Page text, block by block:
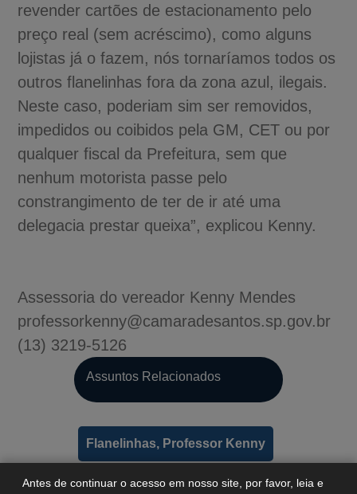
Antes de continuar o acesso em nosso site, por favor, leia e
revender cartões de estacionamento pelo
preço real (sem acréscimo), como alguns
lojistas já o fazem, nós tornaríamos todos os
outros flanelinhas fora da zona azul, ilegais.
Neste caso, poderiam sim ser removidos,
impedidos ou coibidos pela GM, CET ou por
qualquer fiscal da Prefeitura, sem que
nenhum motorista passe pelo
constrangimento de ter de ir até uma
delegacia prestar queixa”, explicou Kenny.
Assessoria do vereador Kenny Mendes
professorkenny@camaradesantos.sp.gov.br
(13) 3219-5126
Assuntos Relacionados
Flanelinhas, Professor Kenny